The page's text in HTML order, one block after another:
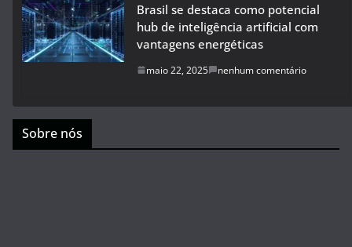
Brasil se destaca como potencial
hub de inteligência artificial com
vantagens energéticas
maio 22, 2025 nenhum comentário
Sobre nós